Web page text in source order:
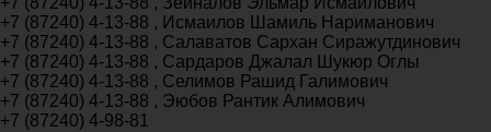
+7 (87240) 4-13-88 , Исмаилов Шамиль Нариманович
+7 (87240) 4-13-88 , Салаватов Сархан Сиражутдинович
+7 (87240) 4-13-88 , Сардаров Джалал Шукюр Оглы
+7 (87240) 4-13-88 , Селимов Рашид Галимович
+7 (87240) 4-13-88 , Эюбов Рантик Алимович
+7 (87240) 4-98-81